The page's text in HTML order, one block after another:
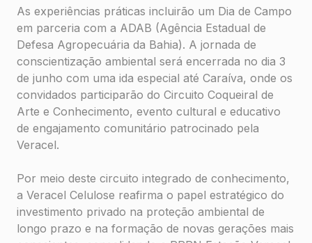
As experiências práticas incluirão um Dia de Campo
em parceria com a ADAB (Agência Estadual de
Defesa Agropecuária da Bahia). A jornada de
conscientização ambiental será encerrada no dia 3
de junho com uma ida especial até Caraíva, onde os
convidados participarão do Circuito Coqueiral de
Arte e Conhecimento, evento cultural e educativo
de engajamento comunitário patrocinado pela
Veracel.
Por meio deste circuito integrado de conhecimento,
a Veracel Celulose reafirma o papel estratégico do
investimento privado na proteção ambiental de
longo prazo e na formação de novas gerações mais